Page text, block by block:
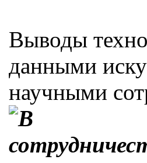
Выводы
данными
научными